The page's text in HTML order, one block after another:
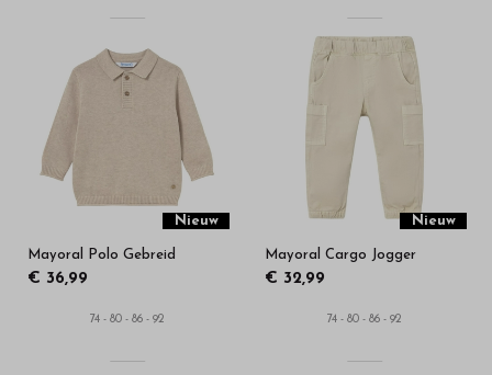
onze
webshop
Nieuw
Mayoral Polo Gebreid
€ 36,99
74 - 80 - 86 - 92
Nieuw
Mayoral Cargo Jogger
€ 32,99
74 - 80 - 86 - 92